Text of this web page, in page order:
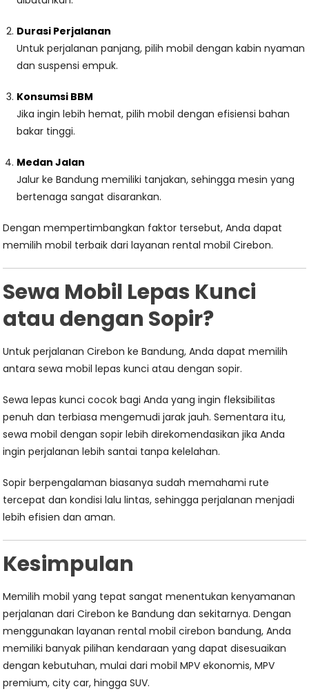
Durasi Perjalanan
Untuk perjalanan panjang, pilih mobil dengan kabin nyaman
dan suspensi empuk.
Konsumsi BBM
Jika ingin lebih hemat, pilih mobil dengan efisiensi bahan
bakar tinggi.
Medan Jalan
Jalur ke Bandung memiliki tanjakan, sehingga mesin yang
bertenaga sangat disarankan.
Dengan mempertimbangkan faktor tersebut, Anda dapat
memilih mobil terbaik dari layanan rental mobil Cirebon.
Sewa Mobil Lepas Kunci
atau dengan Sopir?
Untuk perjalanan Cirebon ke Bandung, Anda dapat memilih
antara sewa mobil lepas kunci atau dengan sopir.
Sewa lepas kunci cocok bagi Anda yang ingin fleksibilitas
penuh dan terbiasa mengemudi jarak jauh. Sementara itu,
sewa mobil dengan sopir lebih direkomendasikan jika Anda
ingin perjalanan lebih santai tanpa kelelahan.
Sopir berpengalaman biasanya sudah memahami rute
tercepat dan kondisi lalu lintas, sehingga perjalanan menjadi
lebih efisien dan aman.
Kesimpulan
Memilih mobil yang tepat sangat menentukan kenyamanan
perjalanan dari Cirebon ke Bandung dan sekitarnya. Dengan
menggunakan layanan rental mobil cirebon bandung, Anda
memiliki banyak pilihan kendaraan yang dapat disesuaikan
dengan kebutuhan, mulai dari mobil MPV ekonomis, MPV
premium, city car, hingga SUV.